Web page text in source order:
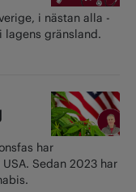
i nästan alla
lagens gränsland.
har
Sedan 2023 har